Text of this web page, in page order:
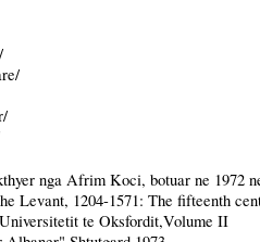
nga Afrim Koci, botuar ne 1972
Levant, 1204-1571: The fifteenth
te Oksfordit,Volume II